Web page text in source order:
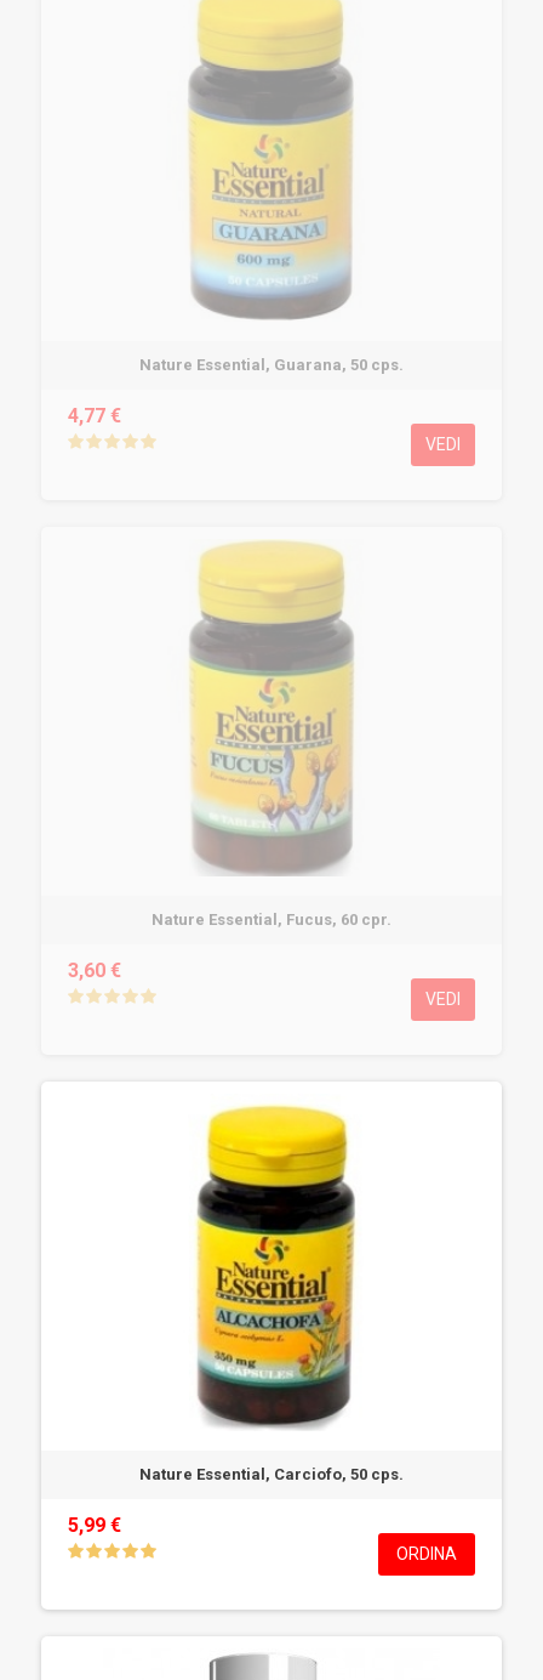
Nature Essential, Guarana, 50 cps.
4,77 €
VEDI
Nature Essential, Fucus, 60 cpr.
3,60 €
VEDI
Nature Essential, Carciofo, 50 cps.
5,99 €
ORDINA